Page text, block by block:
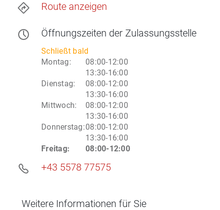
Route anzeigen
Öffnungszeiten der Zulassungsstelle
Schließt bald
Montag:
08:00-12:00
13:30-16:00
Dienstag:
08:00-12:00
13:30-16:00
Mittwoch:
08:00-12:00
13:30-16:00
Donnerstag:08:00-12:00
13:30-16:00
Freitag: 08:00-12:00
+43 5578 77575
Weitere Informationen für Sie